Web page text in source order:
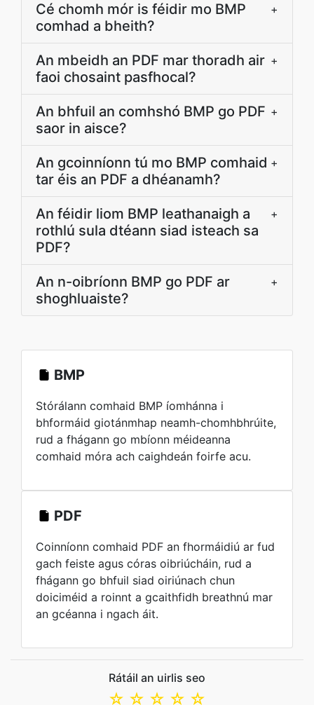
Cé chomh mór is féidir mo BMP
comhad a bheith?
+
An mbeidh an PDF mar thoradh air
faoi chosaint pasfhocal?
+
An bhfuil an comhshó BMP go PDF
saor in aisce?
+
An gcoinníonn tú mo BMP comhaid
tar éis an PDF a dhéanamh?
+
An féidir liom BMP leathanaigh a
rothlú sula dtéann siad isteach sa
PDF?
+
An n-oibríonn BMP go PDF ar
shoghluaiste?
+
BMP
Stórálann comhaid BMP íomhánna i
bhformáid giotánmhap neamh-chomhbhrúite,
rud a fhágann go mbíonn méideanna
comhaid móra ach caighdeán foirfe acu.
PDF
Coinníonn comhaid PDF an fhormáidiú ar fud
gach feiste agus córas oibriúcháin, rud a
fhágann go bhfuil siad oiriúnach chun
doiciméid a roinnt a gcaithfidh breathnú mar
an gcéanna i ngach áit.
Rátáil an uirlis seo
☆
☆
☆
☆
☆